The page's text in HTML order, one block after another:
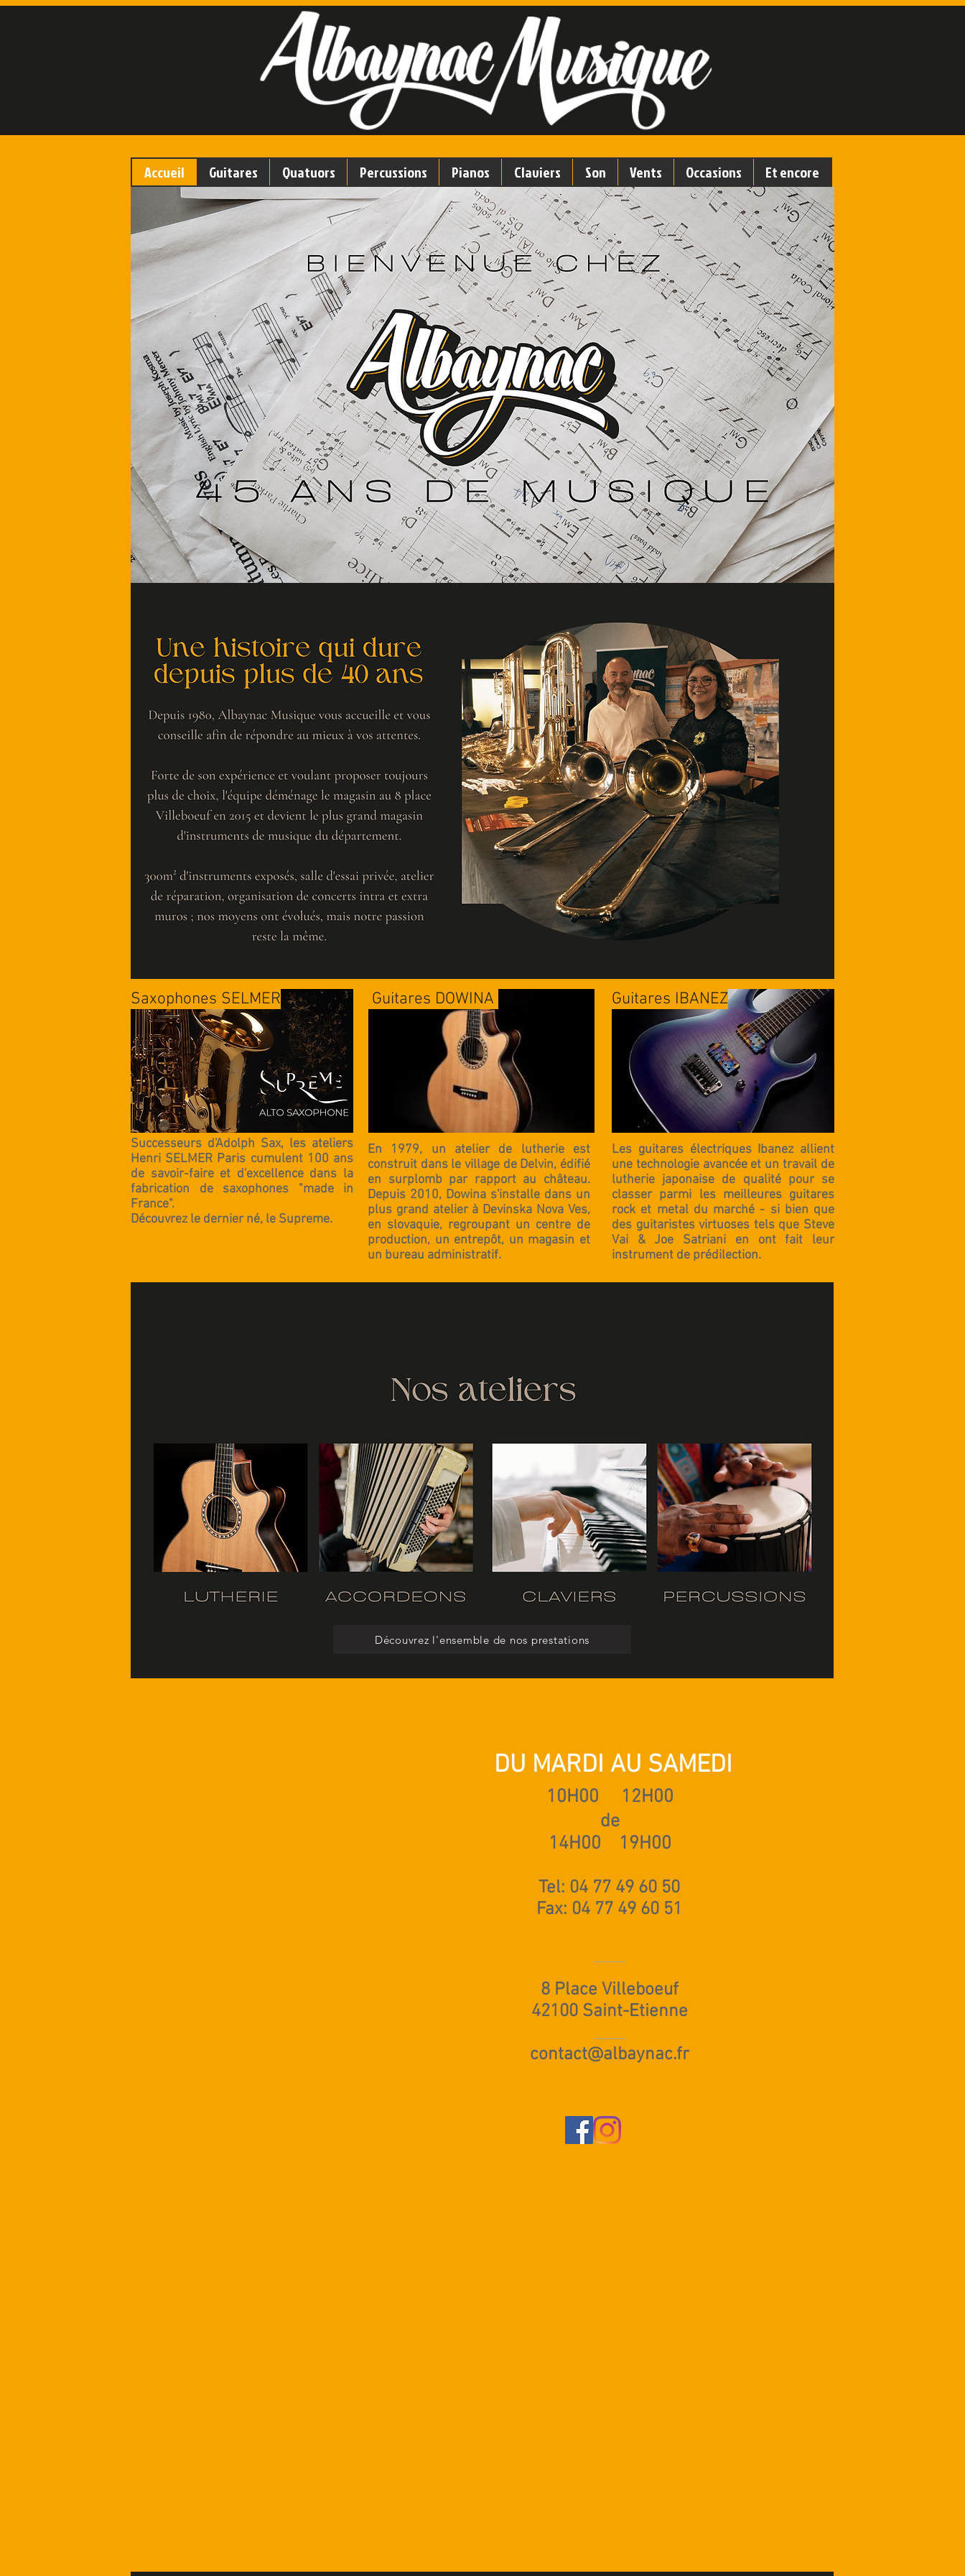
Depuis 1982
Accueil Guitares Quatuors Percussions Pianos Claviers Son Vents Occasions Et encore
Saxophones SELMER
Successeurs d'Adolph Sax, les ateliers
Henri SELMER Paris cumulent 100 ans
de savoir-faire et d'excellence dans la
fabrication de saxophones "made in
France".
Découvrez le dernier né, le Supreme.
Guitares DOWINA
En 1979, un atelier de lutherie est
construit dans le village de Delvin, édifié
en surplomb par rapport au château.
Depuis 2010, Dowina s'installe dans un
plus grand atelier à Devinska Nova Ves,
en slovaquie, regroupant un centre de
production, un entrepôt, un magasin et
un bureau administratif.
Guitares IBANEZ
Les guitares électriques Ibanez allient
une technologie avancée et un travail de
lutherie japonaise de qualité pour se
classer parmi les meilleures guitares
rock et metaldu marché - si bien que
des guitaristes virtuoses tels que Steve
Vai & Joe Satriani en ont fait leur
instrument de prédilection.
Découvrez l'ensemble de nos prestations
DU MARDI AU SAMEDI
10H00
12H00
de
14H00
19H00
Tel: 04 77 49 60 50
Fax: 04 77 49 60 51
8 Place Villeboeuf
42100 Saint-Etienne
contact@albaynac.fr